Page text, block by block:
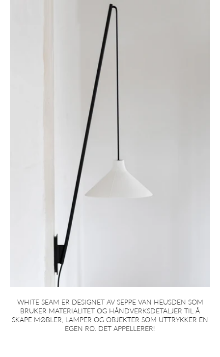
WHITE SEAM ER DESIGNET AV SEPPE VAN HEUSDEN SOM
BRUKER MATERIALITET OG HÅNDVERKSDETALJER TIL Å
SKAPE MØBLER, LAMPER OG OBJEKTER SOM UTTRYKKER EN
EGEN RO. DET APPELLERER!